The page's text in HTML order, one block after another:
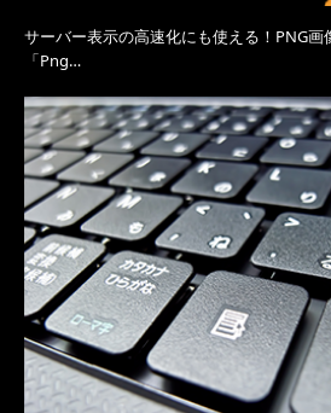
サーバー表示の高速化にも使える！PNG画
「Png…